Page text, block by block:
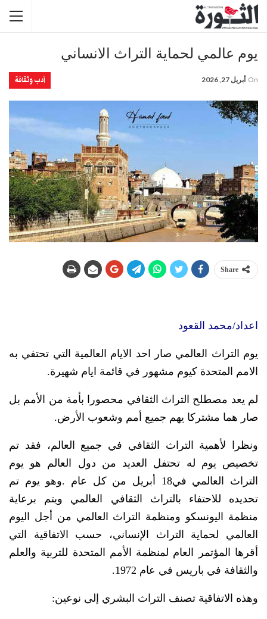
يوم عالمي لحماية التراث الانساني
أدب وثقافة On أبريل 27, 2026
Share
اعداد/محمد القعود
يوم التراث العالمي صار احد الايام العالمية التي تحتفي به
الامم المتحدة كيوم مشهور في قائمة ايام شهيرة.
لم يعد مصطلح التراث الثقافي محصورا بأمة من الأمم بل
صار هما مشتركا يهم جميع أمم وشعوب الأرض.
ونظرا لأهمية التراث الثقافي في جميع العالم، فقد تم
تخصيص يوم له تحتفل العديد من دول العالم هو يوم
التراث العالمي في18 أبريل من كل عام .وهو يوم تم
تحديده للاحتفاء بالتراث الثقافي العالمي ويتم برعاية
منظمة اليونسكو ومنظمة التراث العالمي من أجل اليوم
العالمي لحماية التراث الإنساني، حسب الاتفاقية التي
أقرها المؤتمر العام لمنظمة الأمم المتحدة للتربية والعلم
والثقافة في باريس في عام 1972.
وهذه الاتفاقية تصنف التراث البشري إلى نوعين: